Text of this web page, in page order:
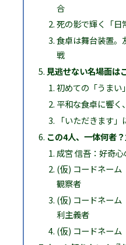
合
死の影で輝く「日
食卓は舞台装置。
戦
見逃せない名場面は
初めての「うまい
平和な食卓に響く
「いただきます
この4人、一体何者
成宮 信吾：好奇
(仮) コードネーム
観察者
(仮) コードネーム
利主義者
(仮) コードネーム